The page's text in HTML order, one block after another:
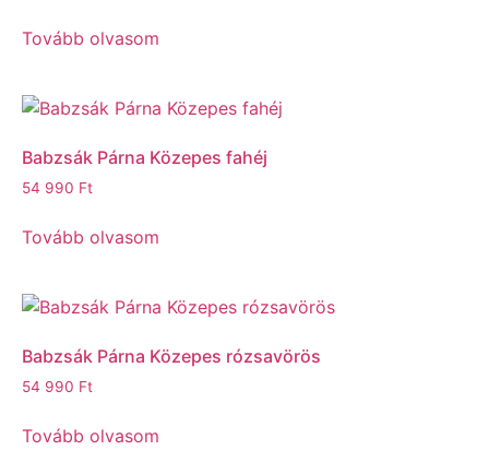
Tovább olvasom
Babzsák Párna Közepes fahéj
54 990 Ft
Tovább olvasom
Babzsák Párna Közepes rózsavörös
54 990 Ft
Tovább olvasom